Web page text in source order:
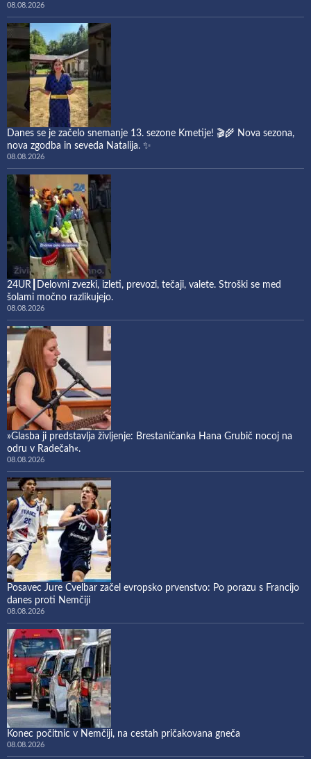
08.08.2026
Danes se je začelo snemanje 13. sezone Kmetije! 🎬🌾 Nova sezona,
nova zgodba in seveda Natalija. ✨
08.08.2026
24UR┃Delovni zvezki, izleti, prevozi, tečaji, valete. Stroški se med
šolami močno razlikujejo.
08.08.2026
»Glasba ji predstavlja življenje: Brestaničanka Hana Grubič nocoj na
odru v Radečah«.
08.08.2026
Posavec Jure Cvelbar začel evropsko prvenstvo: Po porazu s Francijo
danes proti Nemčiji
08.08.2026
Konec počitnic v Nemčiji, na cestah pričakovana gneča
08.08.2026